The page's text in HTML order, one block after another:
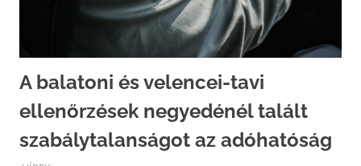
A balatoni és velencei-tavi
ellenőrzések negyedénél talált
szabálytalanságot az adóhatóság